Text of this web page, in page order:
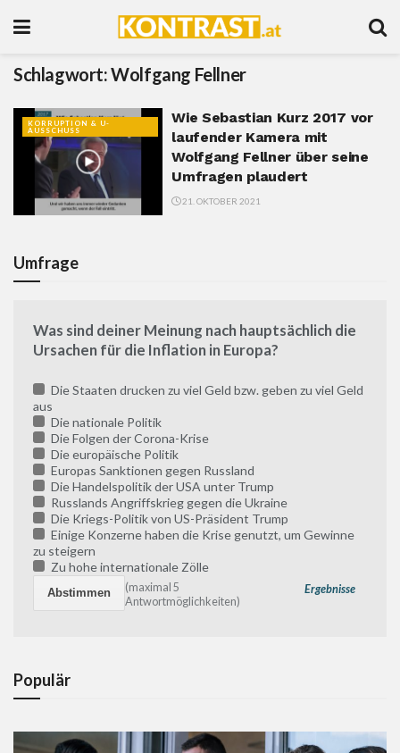
Schlagwort:Wolfgang Fellner
KORRUPTION & U-
AUSSCHUSS
Wie Sebastian Kurz 2017 vor
laufender Kamera mit
Wolfgang Fellner über seine
Umfragen plaudert
21. OKTOBER 2021
Umfrage
Was sind deiner Meinung nach hauptsächlich die
Ursachen für die Inflation in Europa?
Die Staaten drucken zu viel Geld bzw. geben zu viel Geld
aus
Die nationale Politik
Die Folgen der Corona-Krise
Die europäische Politik
Europas Sanktionen gegen Russland
Die Handelspolitik der USA unter Trump
Russlands Angriffskrieg gegen die Ukraine
Die Kriegs-Politik von US-Präsident Trump
Einige Konzerne haben die Krise genutzt, um Gewinne
zu steigern
Zu hohe internationale Zölle
Ergebnisse
(maximal 5
Antwortmöglichkeiten)
Populär